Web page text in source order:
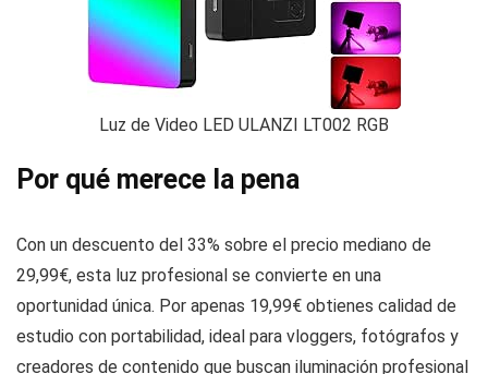
Luz de Video LED ULANZI LT002 RGB
Por qué merece la pena
Con un descuento del 33% sobre el precio mediano de
29,99€, esta luz profesional se convierte en una
oportunidad única. Por apenas 19,99€ obtienes calidad de
estudio con portabilidad, ideal para vloggers, fotógrafos y
creadores de contenido que buscan iluminación profesional